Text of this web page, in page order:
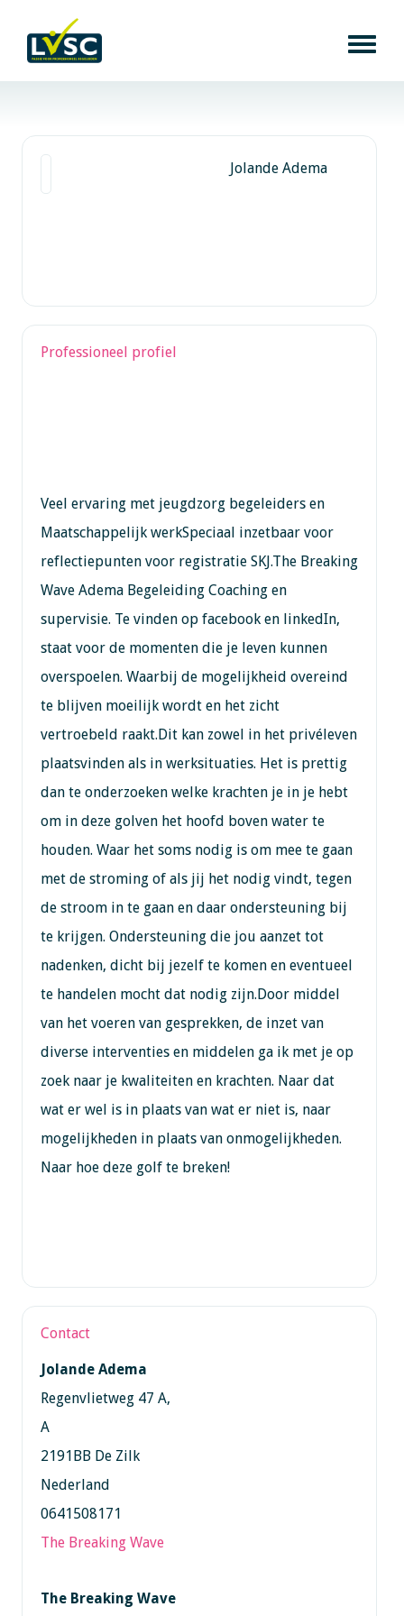
Jolande Adema
Professioneel profiel
Veel ervaring met jeugdzorg begeleiders en
Maatschappelijk werkSpeciaal inzetbaar voor
reflectiepunten voor registratie SKJ.The Breaking
Wave Adema Begeleiding Coaching en
supervisie. Te vinden op facebook en linkedIn,
staat voor de momenten die je leven kunnen
overspoelen. Waarbij de mogelijkheid overeind
te blijven moeilijk wordt en het zicht
vertroebeld raakt.Dit kan zowel in het privéleven
plaatsvinden als in werksituaties. Het is prettig
dan te onderzoeken welke krachten je in je hebt
om in deze golven het hoofd boven water te
houden. Waar het soms nodig is om mee te gaan
met de stroming of als jij het nodig vindt, tegen
de stroom in te gaan en daar ondersteuning bij
te krijgen. Ondersteuning die jou aanzet tot
nadenken, dicht bij jezelf te komen en eventueel
te handelen mocht dat nodig zijn.Door middel
van het voeren van gesprekken, de inzet van
diverse interventies en middelen ga ik met je op
zoek naar je kwaliteiten en krachten. Naar dat
wat er wel is in plaats van wat er niet is, naar
mogelijkheden in plaats van onmogelijkheden.
Naar hoe deze golf te breken!
Contact
Jolande Adema
Regenvlietweg 47 A,
A
2191BB De Zilk
Nederland
0641508171
The Breaking Wave
The Breaking Wave